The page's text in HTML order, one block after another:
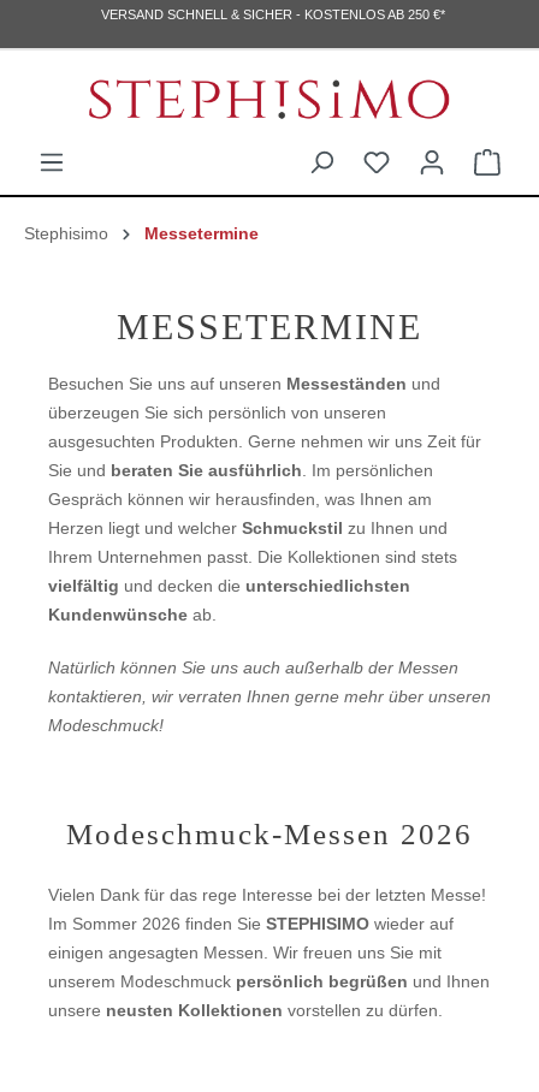
VERSAND SCHNELL & SICHER - KOSTENLOS AB 250 €*
Stephisimo Messetermine
MESSETERMINE
Besuchen Sie uns auf unseren Messeständen und
überzeugen Sie sich persönlich von unseren
ausgesuchten Produkten. Gerne nehmen wir uns Zeit für
Sie und beraten Sie ausführlich . Im persönlichen
Gespräch können wir herausfinden, was Ihnen am
Herzen liegt und welcher Schmuckstil zu Ihnen und
Ihrem Unternehmen passt. Die Kollektionen sind stets
vielfältig und decken die unterschiedlichsten
Kundenwünsche ab.
Natürlich können Sie uns auch außerhalb der Messen
kontaktieren, wir verraten Ihnen gerne mehr über unseren
Modeschmuck!
Modeschmuck-Messen 2026
Vielen Dank für das rege Interesse bei der letzten Messe!
Im Sommer 2026 finden Sie STEPHISIMO wieder auf
einigen angesagten Messen. Wir freuen uns Sie mit
unserem Modeschmuck persönlich begrüßen und Ihnen
unsere neusten Kollektionen vorstellen zu dürfen.